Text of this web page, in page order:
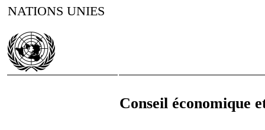
NATIONS UNIES
Conseil économique